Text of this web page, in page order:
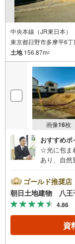
中央本線（JR東日本）
東京都日野市多摩平6丁
土地156.87m2
画像16枚
おすすめポ
☆光に包ま
あり、自
建築条件な
ール会場に
しておりま
ください！
問合せく
とのない
ゴールド推奨店
朝日土地建物 八
4.86
資